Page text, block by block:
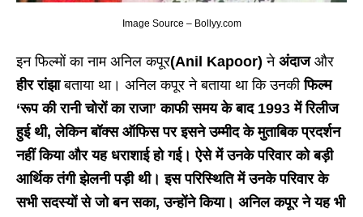
Image Source – Bollyy.com
इन फिल्मों का नाम अनिल कपूर(Anil Kapoor) ने अंदाज और
हीर रांझाबताया था। अनिल कपूर ने बताया था कि उनकीफिल्म
‘रूप की रानी चोरों का राजा’ काफी समय के बाद 1993 में रिलीज
हुई थी, लेकिन बॉक्स ऑफिस पर इसने उम्मीद के मुताबिक प्रदर्शन
नहीं किया और यह धराशाई हो गई। ऐसे में उनके परिवार को बड़ी
आर्थिक तंगी झेलनी पड़ी थी। इस परिस्थिति में उनके परिवार के
सभी सदस्यों से जो बन सका, उन्होंने किया। अनिल कपूर ने यह भी